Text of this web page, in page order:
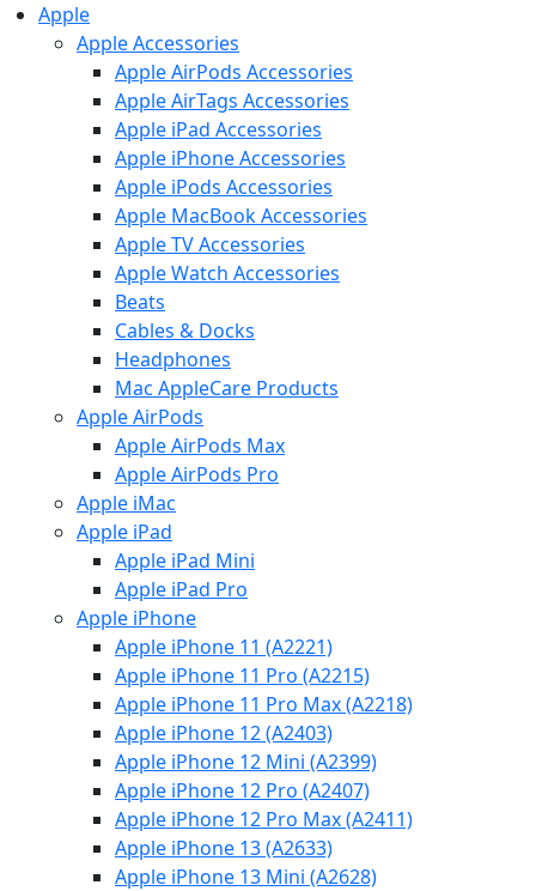
Apple
Apple Accessories
Apple AirPods Accessories
Apple AirTags Accessories
Apple iPad Accessories
Apple iPhone Accessories
Apple iPods Accessories
Apple MacBook Accessories
Apple TV Accessories
Apple Watch Accessories
Beats
Cables & Docks
Headphones
Mac AppleCare Products
Apple AirPods
Apple AirPods Max
Apple AirPods Pro
Apple iMac
Apple iPad
Apple iPad Mini
Apple iPad Pro
Apple iPhone
Apple iPhone 11 (A2221)
Apple iPhone 11 Pro (A2215)
Apple iPhone 11 Pro Max (A2218)
Apple iPhone 12 (A2403)
Apple iPhone 12 Mini (A2399)
Apple iPhone 12 Pro (A2407)
Apple iPhone 12 Pro Max (A2411)
Apple iPhone 13 (A2633)
Apple iPhone 13 Mini (A2628)